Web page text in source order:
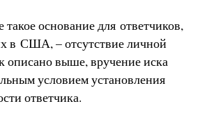
основание для ответчиков,
в США, – отсутствие личной
описано выше, вручение иска
условием установления
ответчика.